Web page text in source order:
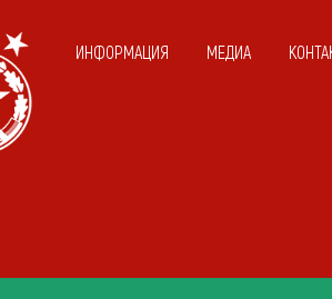
ИНФОРМАЦИЯ МЕДИА